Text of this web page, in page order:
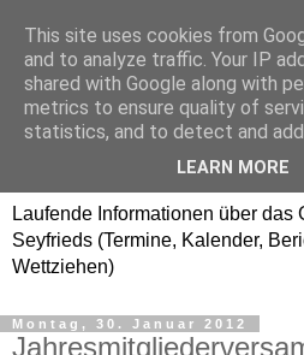
Freiwillige
SEYFRIEDS
Laufende Informationen über das
Seyfrieds (Termine, Kalender,
Wettziehen)
Montag, 30. Januar 2012
This site uses cookies from
and to analyze traffic. Your IP
shared with Google along with
metrics to ensure quality of
statistics, and to detect and
LEARN MORE